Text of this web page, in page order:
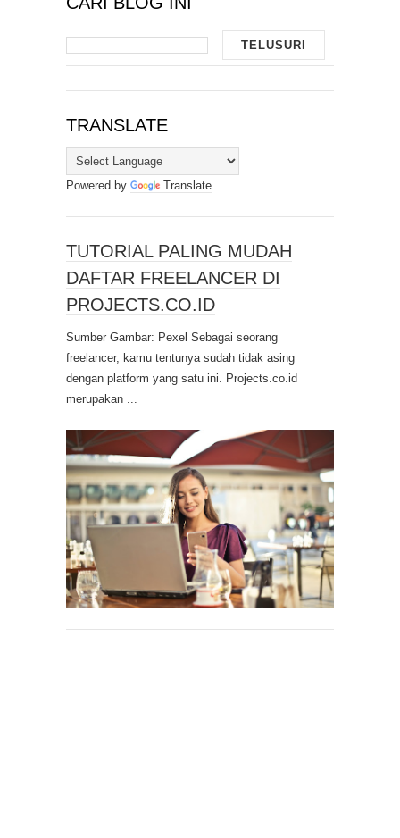
TRANSLATE
Powered by Translate
TUTORIAL PALING MUDAH
DAFTAR FREELANCER DI
PROJECTS.CO.ID
Sumber Gambar: Pexel Sebagai seorang
freelancer, kamu tentunya sudah tidak asing
dengan platform yang satu ini. Projects.co.id
merupakan ...